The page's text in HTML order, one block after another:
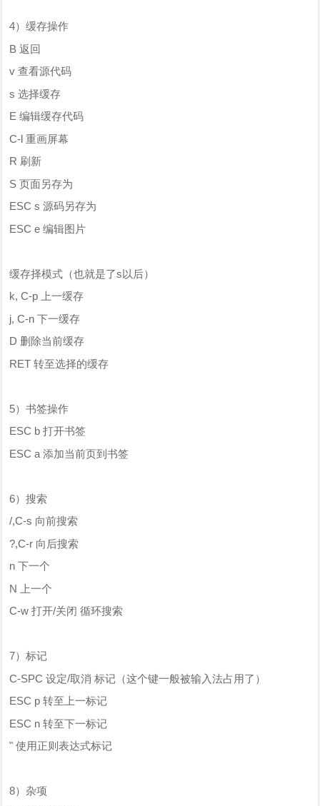
4）缓存操作
B 返回
v 查看源代码
s 选择缓存
E 编辑缓存代码
C-l 重画屏幕
R 刷新
S 页面另存为
ESC s 源码另存为
ESC e 编辑图片
缓存择模式（也就是了s以后）
k, C-p 上一缓存
j, C-n 下一缓存
D 删除当前缓存
RET 转至选择的缓存
5）书签操作
ESC b 打开书签
ESC a 添加当前页到书签
6）搜索
/,C-s 向前搜索
?,C-r 向后搜索
n 下一个
N 上一个
C-w 打开/关闭 循环搜索
7）标记
C-SPC 设定/取消 标记（这个键一般被输入法占用了）
ESC p 转至上一标记
ESC n 转至下一标记
" 使用正则表达式标记
8）杂项